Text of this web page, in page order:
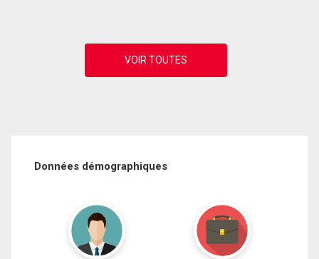
Données démographiques